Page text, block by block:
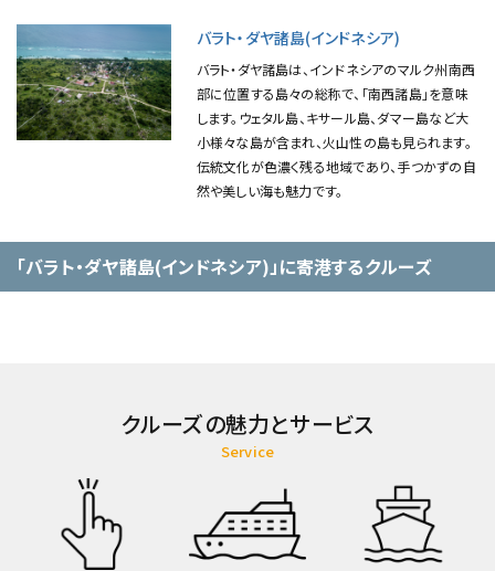
バラト・ダヤ諸島(インドネシア)
バラト・ダヤ諸島は、インドネシアのマルク州南西
部に位置する島々の総称で、「南西諸島」を意味
します。ウェタル島、キサール島、ダマー島など大
小様々な島が含まれ、火山性の島も見られます。
伝統文化が色濃く残る地域であり、手つかずの自
然や美しい海も魅力です。
「バラト・ダヤ諸島(インドネシア)」に寄港するクルーズ
クルーズの魅力とサービス
Service